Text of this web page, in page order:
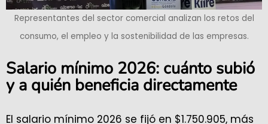
Representantes del sector comercial analizan los retos del
consumo, el empleo y la sostenibilidad de las empresas.
Salario mínimo 2026: cuánto subió
y a quién beneficia directamente
El salario mínimo 2026 se fijó en $1.750.905, más